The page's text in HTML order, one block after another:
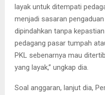
layak untuk ditempati
menjadi sasaran
dipindahkan tanpa
pedagang pasar tumpah
PKL sebenarnya mau
yang layak,” ungkap dia.
Soal anggaran, lanjut dia,